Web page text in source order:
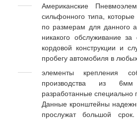
Американские
сильфонного типа,
по размерам для данного
никакого обслуживание
кордовой конструкции и
пробегу автомобиля в
элементы крепления
производства из 6мм
разработанные
Данные кронштейны
прослужат большой